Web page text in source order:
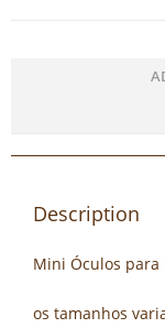
Description
Mini Óculos para
os tamanhos